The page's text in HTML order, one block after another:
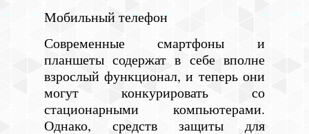
Мобильный телефон
Современные смартфоны и
планшеты содержат в себе вполне
взрослый функционал, и теперь они
могут конкурировать со
стационарными компьютерами.
Однако, средств защиты для